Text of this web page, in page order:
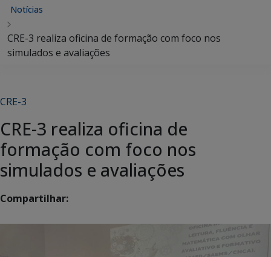
Notícias
CRE-3 realiza oficina de formação com foco nos
simulados e avaliações
CRE-3
CRE-3 realiza oficina de
formação com foco nos
simulados e avaliações
Compartilhar: